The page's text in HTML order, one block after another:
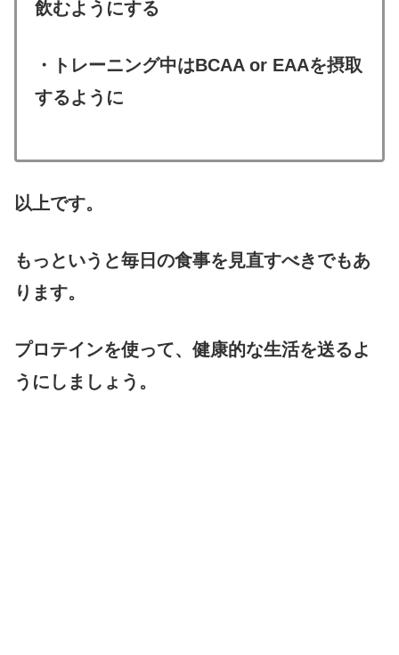
飲むようにする
・トレーニング中はBCAA or EAAを摂取
するように
以上です。
もっというと毎日の食事を見直すべきでもあ
ります。
プロテインを使って、健康的な生活を送るよ
うにしましょう。